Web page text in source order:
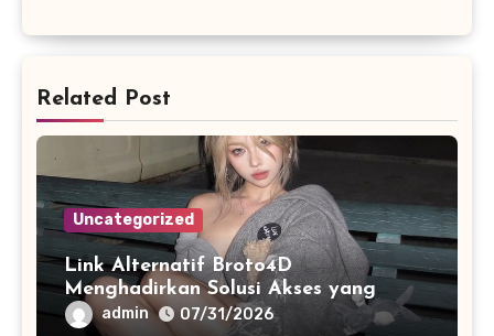
Related Post
Uncategorized
Link Alternatif Broto4D
Menghadirkan Solusi Akses yang
Stabil di Berbagai Perangkat Digital
admin 07/31/2026